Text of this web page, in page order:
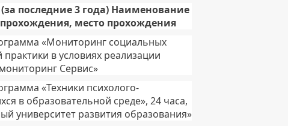
последние 3 года) Наименование
место прохождения
«Мониторинг социальных
в условиях реализации
Сервис»
«Техники психолого-
в образовательной среде», 24 часа,
университет развития образования»